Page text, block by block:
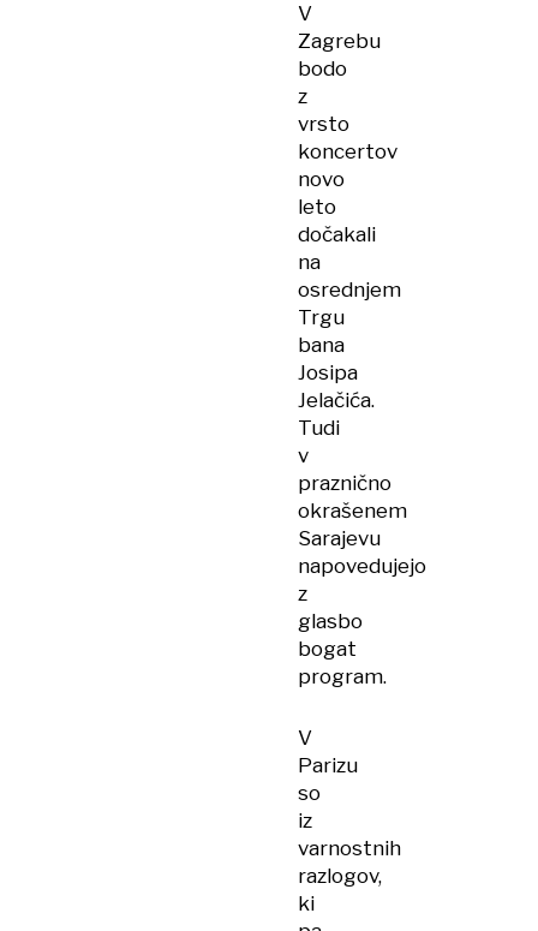
V
Zagrebu
bodo
z
vrsto
koncertov
novo
leto
dočakali
na
osrednjem
Trgu
bana
Josipa
Jelačića.
Tudi
v
praznično
okrašenem
Sarajevu
napovedujejo
z
glasbo
bogat
program.
V
Parizu
so
iz
varnostnih
razlogov,
ki